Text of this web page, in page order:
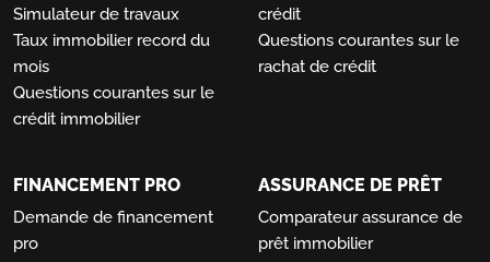
Simulateur de travaux
Taux immobilier record du
mois
Questions courantes sur le
crédit immobilier
crédit
Questions courantes sur le
rachat de crédit
FINANCEMENT PRO
Demande de financement
pro
ASSURANCE DE PRÊT
Comparateur assurance de
prêt immobilier